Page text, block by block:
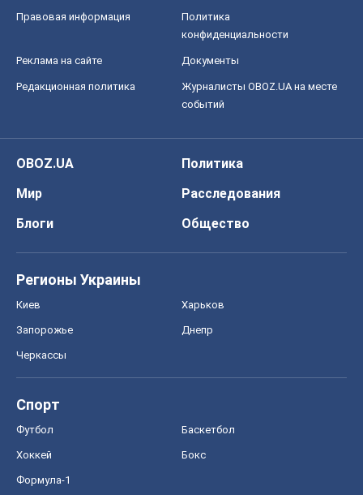
Правовая информация
Политика
конфиденциальности
Реклама на сайте Документы
Редакционная политика
Журналисты OBOZ.UA на месте
событий
OBOZ.UA
Политика
Мир
Расследования
Блоги
Общество
Регионы Украины
Киев Харьков
Запорожье Днепр
Черкассы
Спорт
Футбол Баскетбол
Хоккей Бокс
Формула-1